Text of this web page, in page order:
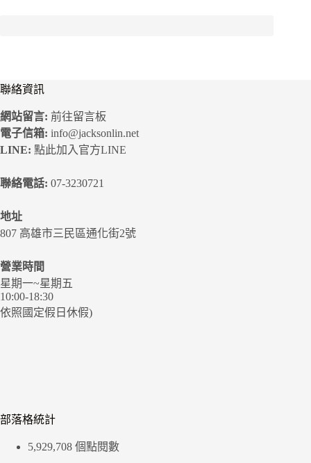
聯絡資訊
網站留言: 前往留言板
電子信箱: info@jacksonlin.net
LINE: 點此加入官方LINE
聯絡電話: 07-3230721
地址
807 高雄市三民區通化街2號
營業時間
星期一~星期五
10:00-18:30
依照國定假日休假)
部落格統計
5,929,708 個點閱數